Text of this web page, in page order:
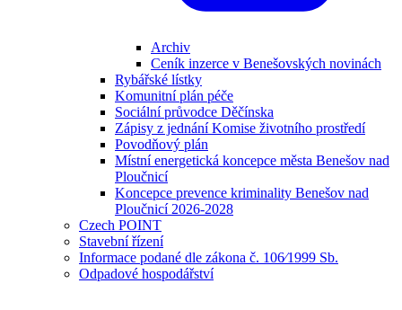
Archiv
Ceník inzerce v Benešovských novinách
Rybářské lístky
Komunitní plán péče
Sociální průvodce Děčínska
Zápisy z jednání Komise životního prostředí
Povodňový plán
Místní energetická koncepce města Benešov nad
Ploučnicí
Koncepce prevence kriminality Benešov nad
Ploučnicí 2026-2028
Czech POINT
Stavební řízení
Informace podané dle zákona č. 106⁄1999 Sb.
Odpadové hospodářství